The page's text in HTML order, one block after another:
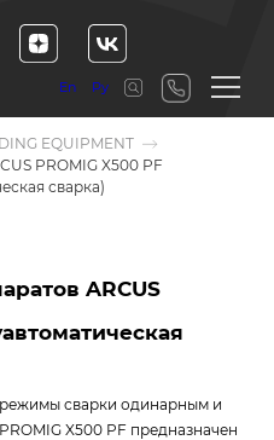
En Ру
EQUIPMENT
PROMIG X500 PF
сварка)
ARCUS
сварки одинарным и
X500 PF предназначен